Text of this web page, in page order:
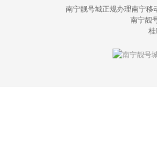
南宁靓号城正规办理南宁移
南宁靓
桂